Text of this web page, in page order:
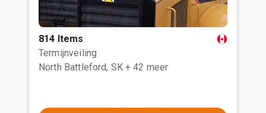
814 Items
Termijnveiling
North Battleford, SK + 42 meer